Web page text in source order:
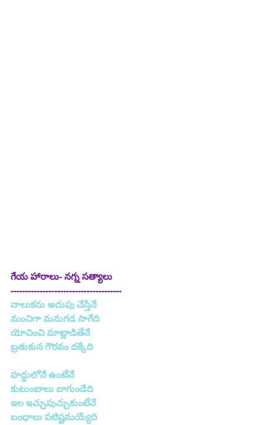
గేయ హారాలు- నగ్న సత్యాలు
--------------------------------------
నాలుకను అదుపు చేస్తేనే
మంచిగా మనుగడ సాగేది
యోచించి మాట్లాడితేనే
బ్రతుకున గౌరవం దక్కేది
హద్దులోనే ఉంటేనే
కుటుంబాలు బాగుండేది
ఇల ఇచ్చుపుచ్చుకుంటేనే
బంధాలు పటిష్టమయ్యేది